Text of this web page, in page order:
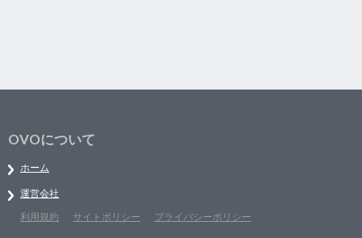
OVOについて
ホーム
運営会社
利用規約
サイトポリシー プライバシーポリシー